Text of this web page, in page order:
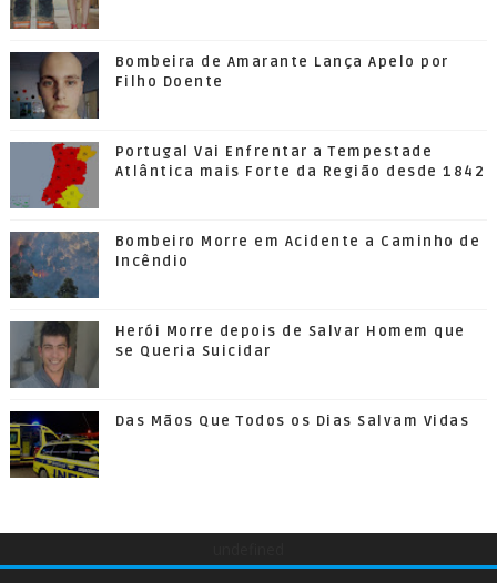
Bombeira de Amarante Lança Apelo por
Filho Doente
Portugal Vai Enfrentar a Tempestade
Atlântica mais Forte da Região desde 1842
Bombeiro Morre em Acidente a Caminho de
Incêndio
Herói Morre depois de Salvar Homem que
se Queria Suicidar
Das Mãos Que Todos os Dias Salvam Vidas